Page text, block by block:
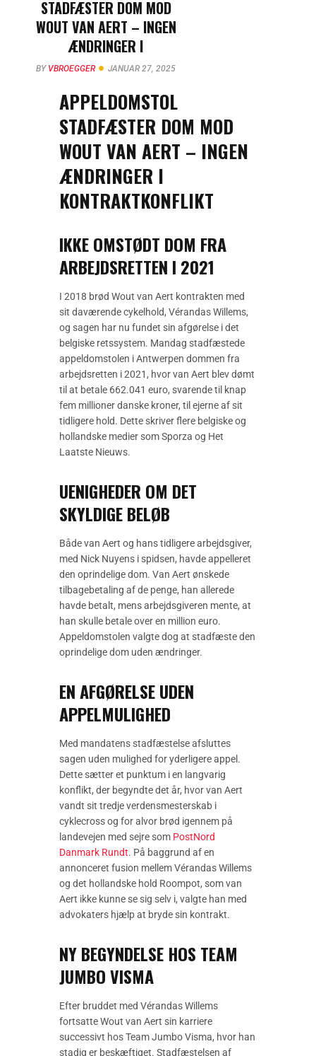
STADFÆSTER DOM MOD
WOUT VAN AERT – INGEN
ÆNDRINGER I
KONTRAKTKONFLIKT
BY VBROEGGER JANUAR 27, 2025
APPELDOMSTOL
STADFÆSTER DOM MOD
WOUT VAN AERT – INGEN
ÆNDRINGER I
KONTRAKTKONFLIKT
IKKE OMSTØDT DOM FRA
ARBEJDSRETTEN I 2021
I 2018 brød Wout van Aert kontrakten med
sit daværende cykelhold, Vérandas Willems,
og sagen har nu fundet sin afgørelse i det
belgiske retssystem. Mandag stadfæstede
appeldomstolen i Antwerpen dommen fra
arbejdsretten i 2021, hvor van Aert blev dømt
til at betale 662.041 euro, svarende til knap
fem millioner danske kroner, til ejerne af sit
tidligere hold. Dette skriver flere belgiske og
hollandske medier som Sporza og Het
Laatste Nieuws.
UENIGHEDER OM DET
SKYLDIGE BELØB
Både van Aert og hans tidligere arbejdsgiver,
med Nick Nuyens i spidsen, havde appelleret
den oprindelige dom. Van Aert ønskede
tilbagebetaling af de penge, han allerede
havde betalt, mens arbejdsgiveren mente, at
han skulle betale over en million euro.
Appeldomstolen valgte dog at stadfæste den
oprindelige dom uden ændringer.
EN AFGØRELSE UDEN
APPELMULIGHED
Med mandatens stadfæstelse afsluttes
sagen uden mulighed for yderligere appel.
Dette sætter et punktum i en langvarig
konflikt, der begyndte det år, hvor van Aert
vandt sit tredje verdensmesterskab i
cyklecross og for alvor brød igennem på
landevejen med sejre som PostNord
Danmark Rundt. På baggrund af en
annonceret fusion mellem Vérandas Willems
og det hollandske hold Roompot, som van
Aert ikke kunne se sig selv i, valgte han med
advokaters hjælp at bryde sin kontrakt.
NY BEGYNDELSE HOS TEAM
JUMBO VISMA
Efter bruddet med Vérandas Willems
fortsatte Wout van Aert sin karriere
successivt hos Team Jumbo Visma, hvor han
stadig er beskæftiget. Stadfæstelsen af